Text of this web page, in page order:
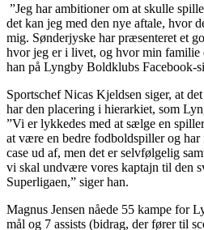
”Jeg har ambitioner om at skulle
det kan jeg med den nye aftale, hvor
mig. Sønderjyske har præsenteret et
hvor jeg er i livet, og hvor min familie
han på Lyngby Boldklubs Facebook-
Sportschef Nicas Kjeldsen siger, at
har den placering i hierarkiet, som
”Vi er lykkedes med at sælge en
at være en bedre fodboldspiller og
case ud af, men det er selvfølgelig
vi skal undvære vores kaptajn til den
Superligaen,” siger han.
Magnus Jensen nåede 55 kampe for
mål og 7 assists (bidrag, der fører til